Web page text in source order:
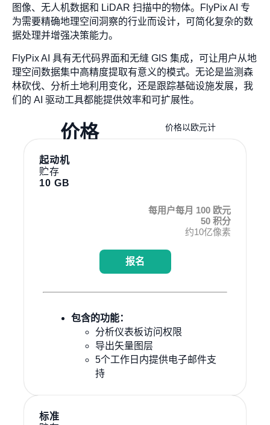
图像、无人机数据和 LiDAR 扫描中的物体。FlyPix AI 专
为需要精确地理空间洞察的行业而设计，可简化复杂的数
据处理并增强决策能力。
FlyPix AI 具有无代码界面和无缝 GIS 集成，可让用户从地
理空间数据集中高精度提取有意义的模式。无论是监测森
林砍伐、分析土地利用变化，还是跟踪基础设施发展，我
们的 AI 驱动工具都能提供效率和可扩展性。
价格 价格以欧元计
起动机
贮存
10 GB
每用户每月 100 欧元
50 积分
约10亿像素
报名
包含的功能：
分析仪表板访问权限
导出矢量图层
5个工作日内提供电子邮件支
持
标准